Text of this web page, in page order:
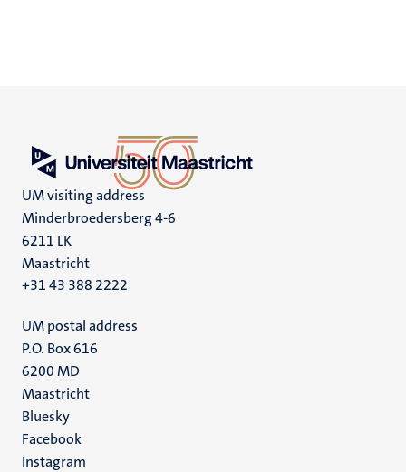
UM visiting address
Minderbroedersberg 4-6
6211 LK
Maastricht
+31 43 388 2222
UM postal address
P.O. Box 616
6200 MD
Maastricht
Social
media
Bluesky
Facebook
Instagram